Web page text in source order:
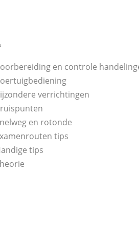
en controle
verrichtingen
en rotonde
tips
tips